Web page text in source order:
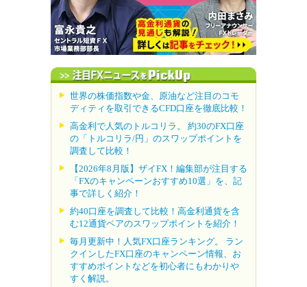
世界の株価指数や金、原油など注目のコモ
ディティを取引できるCFD口座を徹底比較！
高金利で人気のトルコリラ。 約30のFX口座
の「トルコリラ/円」のスワップポイントを
調査して比較！
【2026年8月版】ザイFX！編集部が注目する
「FXのキャンペーンおすすめ10選」を、記
事で詳しく紹介！
約40口座を調査して比較！高金利通貨を含
む12通貨ペアのスワップポイントを紹介！
毎月更新中！人気FX口座ランキング。 ラン
クインしたFX口座のキャンペーン情報、お
すすめポイントなどを初心者にもわかりや
すく解説。